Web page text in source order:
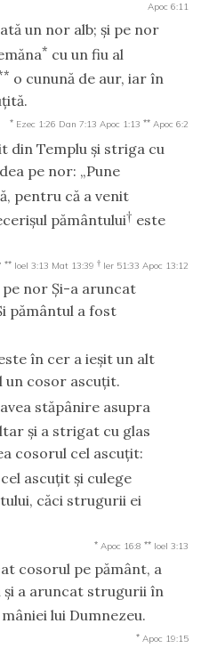
Apoc 6:11
un nor alb; şi pe nor
* cu un fiu al
o cunună de aur, iar în
* Ezec 1:26 Dan 7:13 Apoc 1:13 ** Apoc 6:2
din Templu şi striga cu
pe nor: „Pune
pentru că a venit
pământului† este
** Ioel 3:13 Mat 13:39 † Ier 51:33 Apoc 13:12
pe nor Şi-a aruncat
pământul a fost
în cer a ieşit un alt
un cosor ascuţit.
stăpânire asupra
şi a strigat cu glas
cosorul cel ascuţit:
ascuţit şi culege
căci strugurii ei
* Apoc 16:8 ** Ioel 3:13
cosorul pe pământ, a
şi a aruncat strugurii în
lui Dumnezeu.
* Apoc 19:15